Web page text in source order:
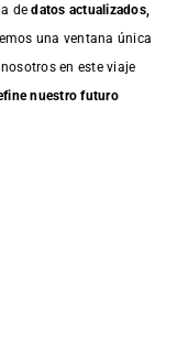
dedatos actualizados,
una ventana única
en este viaje
nuestro futuro